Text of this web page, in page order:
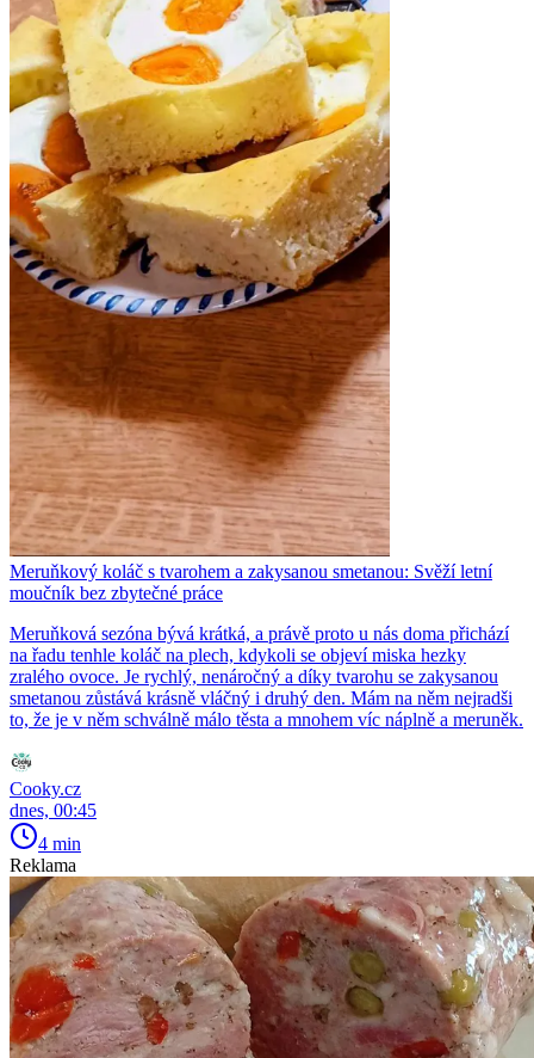
Meruňkový koláč s tvarohem a zakysanou smetanou: Svěží letní
moučník bez zbytečné práce
Meruňková sezóna bývá krátká, a právě proto u nás doma přichází
na řadu tenhle koláč na plech, kdykoli se objeví miska hezky
zralého ovoce. Je rychlý, nenáročný a díky tvarohu se zakysanou
smetanou zůstává krásně vláčný i druhý den. Mám na něm nejradši
to, že je v něm schválně málo těsta a mnohem víc náplně a meruněk.
Cooky.cz
dnes, 00:45
4 min
Reklama